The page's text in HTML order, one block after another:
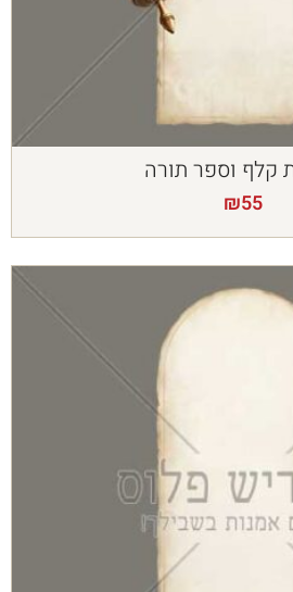
קלף וספר תורה
₪55